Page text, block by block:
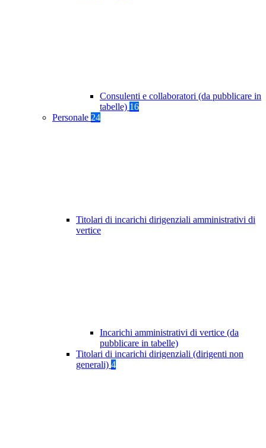
Consulenti e collaboratori (da pubblicare in
tabelle) 16
Personale 24
Titolari di incarichi dirigenziali amministrativi di
vertice
Incarichi amministrativi di vertice (da
pubblicare in tabelle)
Titolari di incarichi dirigenziali (dirigenti non
generali) 4